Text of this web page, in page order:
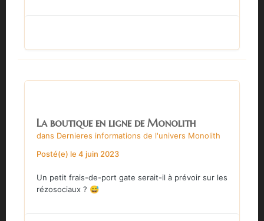
La boutique en ligne de Monolith
dans Dernieres informations de l'univers Monolith
Posté(e) le 4 juin 2023
Un petit frais-de-port gate serait-il à prévoir sur les
rézosociaux ? 😅